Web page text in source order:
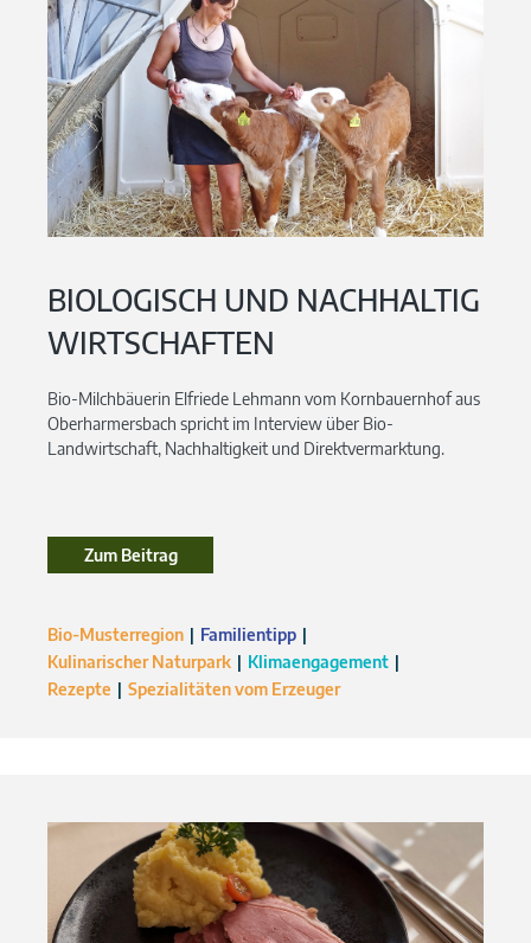
BIOLOGISCH UND NACHHALTIG
WIRTSCHAFTEN
Bio-Milchbäuerin Elfriede Lehmann vom Kornbauernhof aus
Oberharmersbach spricht im Interview über Bio-
Landwirtschaft, Nachhaltigkeit und Direktvermarktung.
Zum Beitrag
Bio-Musterregion
Familientipp
Kulinarischer Naturpark
Klimaengagement
Rezepte
Spezialitäten vom Erzeuger